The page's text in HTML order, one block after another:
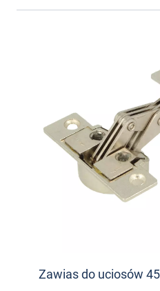
Zawias do uciosów